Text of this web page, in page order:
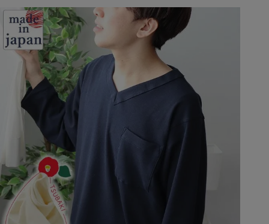
秋
メンズパジャマ
オーガニック素材
サッカー/ちぢみ 楊
柳
マタニティ
パジャマ
体型別におすすめパジ
ャマ
年齢別におすすめパジ
ャマ
ルームウェア
インナーウェア カタログギフト
ィース
パジャマ
前開き かぶり
上着単品
ズボン単品
お支払い・送料・配送
について
返品・交換について
会社概要 お買い物ガイド 安心の日本製
SDGsの取り組み